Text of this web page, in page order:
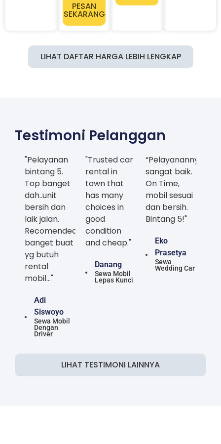
PESAN
SEKARANG
LIHAT DAFTAR HARGA LEBIH LENGKAP
Testimoni Pelanggan
"Pelayanan
bintang 5.
Top banget
dah..unit
bersih dan
laik jalan.
Recomended
banget buat
yg butuh
rental
mobil..."
Adi
Siswoyo
Sewa Mobil
Dengan
Driver
"Trusted car
rental in
town that
has many
choices in
good
condition
and cheap."
Danang
Sewa Mobil
Lepas Kunci
“Pelayanannya
sangat baik.
On Time,
mobil sesuai
dan bersih.
Bintang 5!"
Eko
Prasetya
Sewa
Wedding Car
LIHAT TESTIMONI LAINNYA